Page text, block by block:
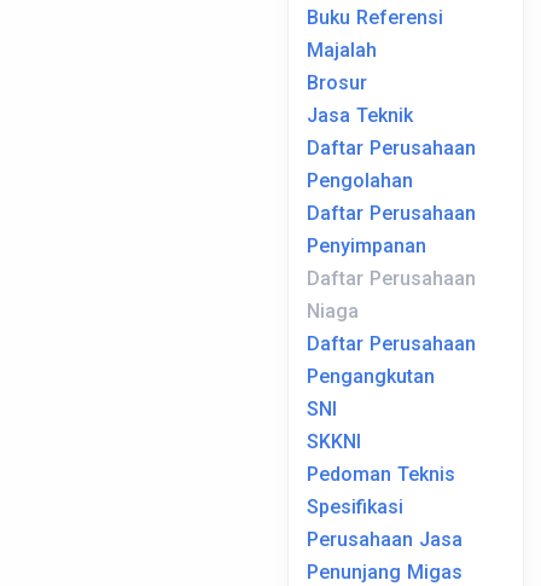
Buku Referensi
Majalah
Brosur
Jasa Teknik
Daftar Perusahaan
Pengolahan
Daftar Perusahaan
Penyimpanan
Daftar Perusahaan
Niaga
Daftar Perusahaan
Pengangkutan
SNI
SKKNI
Pedoman Teknis
Spesifikasi
Perusahaan Jasa
Penunjang Migas